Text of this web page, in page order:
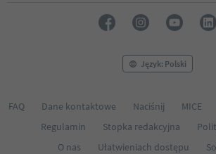
Język: Polski
FAQ Dane kontaktowe Naciśnij MICE
Regulamin
Stopka redakcyjna
O nas
Ułatwieniach dostępu